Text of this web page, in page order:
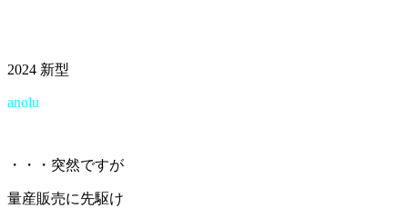
2024 新型
anolu
・・・突然ですが
量産販売に先駆け